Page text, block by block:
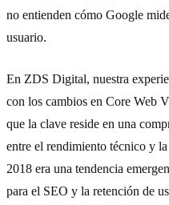
no entienden cómo Google
usuario.
En ZDS Digital, nuestra
con los cambios en Core Web
que la clave reside en una
entre el rendimiento técnico y
2018 era una tendencia
para el SEO y la retención de